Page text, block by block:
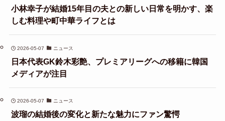
小林幸子が結婚15年目の夫との新しい日常を明かす、楽
しむ料理や町中華ライフとは
2026-05-07 ニュース
日本代表GK鈴木彩艶、プレミアリーグへの移籍に韓国
メディアが注目
2026-05-07 ニュース
波瑠の結婚後の変化と新たな魅力にファン驚愕